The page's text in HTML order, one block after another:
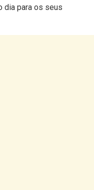
dia para os seus